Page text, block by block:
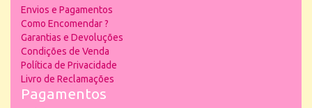
Envios e Pagamentos
Como Encomendar ?
Garantias e Devoluções
Condições de Venda
Política de Privacidade
Livro de Reclamações
Pagamentos